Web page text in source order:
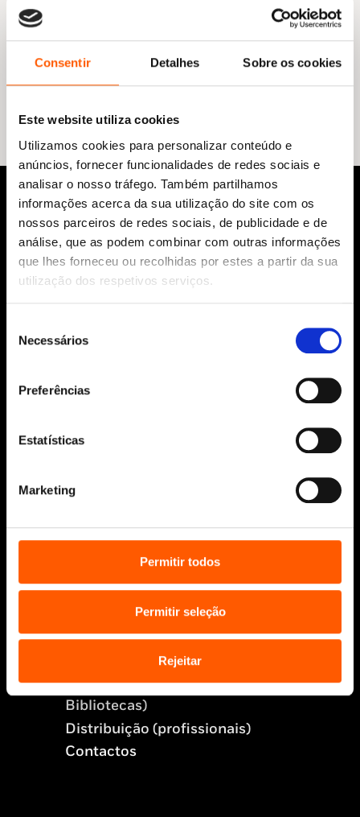
Consentir Detalhes Sobre os cookies
Este website utiliza cookies
Utilizamos cookies para personalizar conteúdo e
anúncios, fornecer funcionalidades de redes sociais e
analisar o nosso tráfego. Também partilhamos
informações acerca da sua utilização do site com os
nossos parceiros de redes sociais, de publicidade e de
análise, que as podem combinar com outras informações
que lhes forneceu ou recolhidas por estes a partir da sua
utilização dos respetivos serviços.
Necessários
Preferências
Estatísticas
Marketing
Permitir todos
Permitir seleção
Rejeitar
Nenhum resultado encontrado.
Política de segurança e privacidade
© 2026 Penguin Random House Grupo Editorial
Todos os direitos reservados.
Desenvolvido por Make It Digital
Manuscritos
Bolsas Literárias
Penguin Educação (Escolas e
Bibliotecas)
Distribuição (profissionais)
Contactos